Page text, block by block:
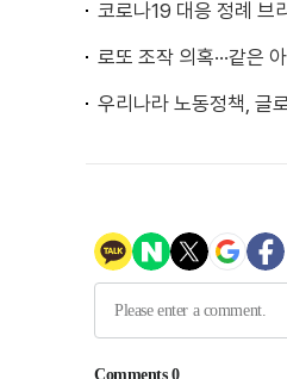
코로나19 대응 정례 브
로또 조작 의혹···같은
우리나라 노동정책, 글